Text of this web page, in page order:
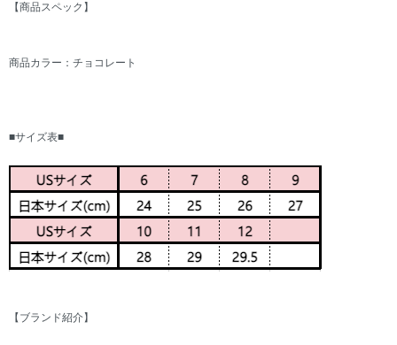
【商品スペック】
商品カラー：チョコレート
■サイズ表■
【ブランド紹介】